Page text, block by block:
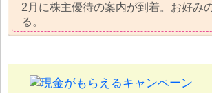
2月に株主優待の案内が到着。お好み
る。